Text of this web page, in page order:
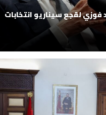
هل يعيد فوزي لقجع سيناريو انتخابات